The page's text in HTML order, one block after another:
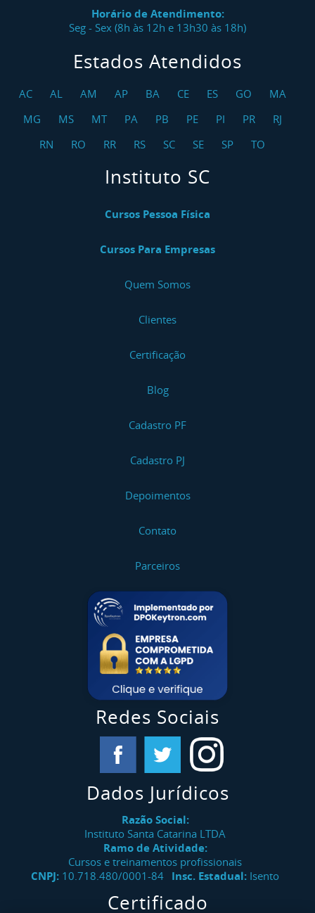
Horário de Atendimento:
Seg - Sex (8h às 12h e 13h30 às 18h)
Estados Atendidos
AC AL AM AP BA CE ES GO
MA
MG
MS MT PA PB PE PI PR
RJ
RN
RO RR RS SC SE SP TO
Instituto SC
Cursos Pessoa Física
Cursos Para Empresas
Quem Somos
Clientes
Certificação
Blog
Cadastro PF
Cadastro PJ
Depoimentos
Contato
Parceiros
Redes Sociais
Dados Jurídicos
Razão Social:
Instituto Santa Catarina LTDA
Ramo de Atividade:
Cursos e treinamentos profissionais
CNPJ: 10.718.480/0001-84 Insc. Estadual: Isento
Certificado